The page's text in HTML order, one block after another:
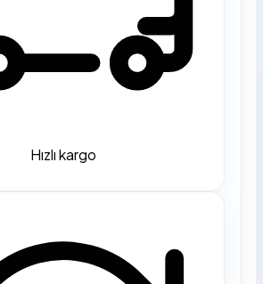
Hızlı kargo